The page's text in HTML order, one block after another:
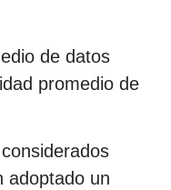
de datos
promedio de
adoptado un